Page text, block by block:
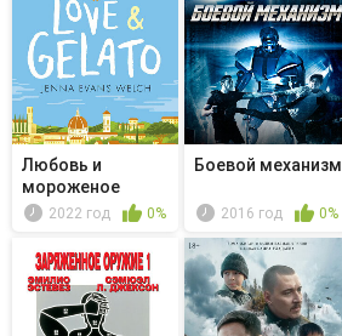
Любовь и
мороженое
2022 год 0%
Боевой механизм
2016 год 0%